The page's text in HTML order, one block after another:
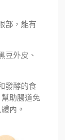
部，能有
豆外皮、
發酵的食
助腸道免
內。